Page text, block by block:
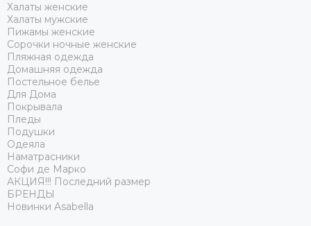
Халаты женские
Халаты мужские
Пижамы женские
Сорочки ночные женские
Пляжная одежда
Домашняя одежда
Постельное белье
Для Дома
Покрывала
Пледы
Подушки
Одеяла
Наматрасники
Софи де Марко
АКЦИЯ!!! Последний размер
БРЕНДЫ
Новинки Asabella